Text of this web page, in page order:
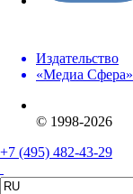
Издательство
«Медиа Сфера»
© 1998-2026
+7 (495) 482-43-29